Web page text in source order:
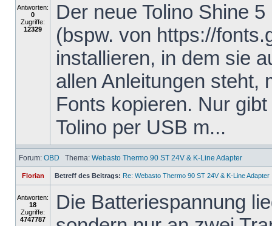
Antworten:
0
Zugriffe:
12329
Der neue Tolino Shine
(bspw. von https://
installieren, in dem sie
allen Anleitungen steht,
Fonts kopieren. Nur
Tolino per USB m...
Forum: OBD Thema: Webasto Thermo 90 ST 24V & K-Line Adapter
Florian Betreff des Beitrags: Re: Webasto Thermo 90 ST 24V & K-Line Adapter
Antworten:
18
Zugriffe:
4747787
Die Batteriespannung